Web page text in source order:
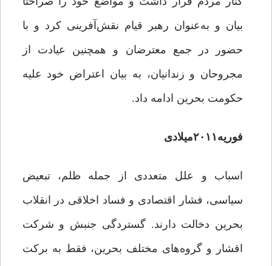
بیان و به‌عنوان رهبر قیام نقش‌آفرینی کرد و با
حضور در جمع معترضان و همچنین عیادت از
مجروحان و زندانیان، به بیان اعتراض خود علیه
حکومت بحرین ادامه داد.
فوریه۲۰۱۱میلادی
اسباب و علل متعددی از جمله ظلم، تبعیض
سیاسی، فشار اقتصادی و فساد اخلاقی در انقلاب
بحرین دخالت دارند. گستردگی جنبش و شرکت
اقشار و گروه‌های مختلف بحرین، فقط به برکت